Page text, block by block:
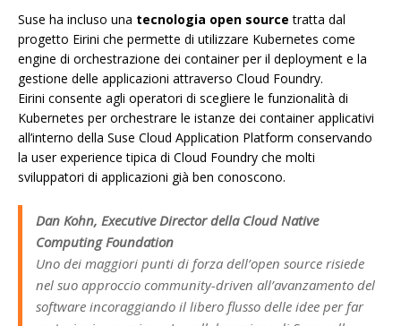
Suse ha incluso una tecnologia open source tratta dal
progetto Eirini che permette di utilizzare Kubernetes come
engine di orchestrazione dei container per il deployment e la
gestione delle applicazioni attraverso Cloud Foundry.
Eirini consente agli operatori di scegliere le funzionalità di
Kubernetes per orchestrare le istanze dei container applicativi
all’interno della Suse Cloud Application Platform conservando
la user experience tipica di Cloud Foundry che molti
sviluppatori di applicazioni già ben conoscono.
Dan Kohn, Executive Director della Cloud Native
Computing Foundation
Uno dei maggiori punti di forza dell’open source risiede
nel suo approccio community-driven all’avanzamento del
software incoraggiando il libero flusso delle idee per far